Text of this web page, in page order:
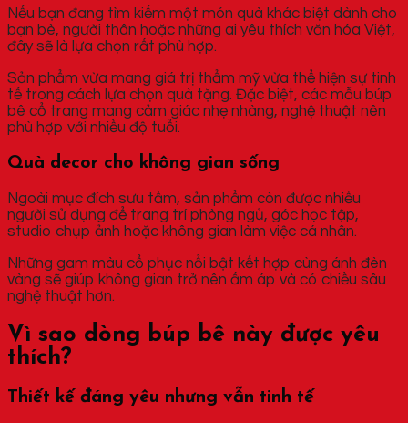
Nếu bạn đang tìm kiếm một món quà khác biệt dành cho
bạn bè, người thân hoặc những ai yêu thích văn hóa Việt,
đây sẽ là lựa chọn rất phù hợp.
Sản phẩm vừa mang giá trị thẩm mỹ vừa thể hiện sự tinh
tế trong cách lựa chọn quà tặng. Đặc biệt, các mẫu búp
bê cổ trang mang cảm giác nhẹ nhàng, nghệ thuật nên
phù hợp với nhiều độ tuổi.
Quà decor cho không gian sống
Ngoài mục đích sưu tầm, sản phẩm còn được nhiều
người sử dụng để trang trí phòng ngủ, góc học tập,
studio chụp ảnh hoặc không gian làm việc cá nhân.
Những gam màu cổ phục nổi bật kết hợp cùng ánh đèn
vàng sẽ giúp không gian trở nên ấm áp và có chiều sâu
nghệ thuật hơn.
Vì sao dòng búp bê này được yêu
thích?
Thiết kế đáng yêu nhưng vẫn tinh tế